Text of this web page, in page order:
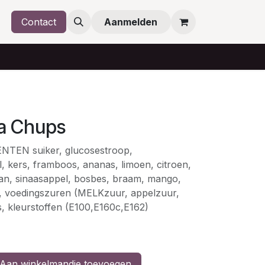
Contact Aanmelden
Chups
suiker, glucosestroop,
kers, framboos, ananas, limoen, citroen,
sinaasappel, bosbes, braam, mango,
voedingszuren (MELKzuur, appelzuur,
(E100,E160c,E162)